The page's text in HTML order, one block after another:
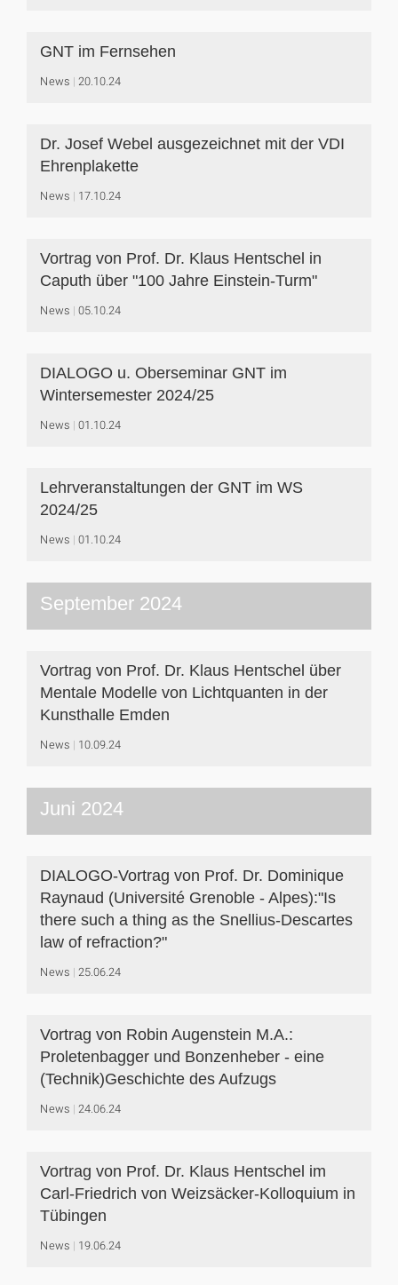
GNT im Fernsehen
News 20.10.24
Dr. Josef Webel ausgezeichnet mit der VDI
Ehrenplakette
News 17.10.24
Vortrag von Prof. Dr. Klaus Hentschel in
Caputh über "100 Jahre Einstein-Turm"
News 05.10.24
DIALOGO u. Oberseminar GNT im
Wintersemester 2024/25
News 01.10.24
Lehrveranstaltungen der GNT im WS
2024/25
News 01.10.24
September 2024
Vortrag von Prof. Dr. Klaus Hentschel über
Mentale Modelle von Lichtquanten in der
Kunsthalle Emden
News 10.09.24
Juni 2024
DIALOGO-Vortrag von Prof. Dr. Dominique
Raynaud (Université Grenoble - Alpes):"Is
there such a thing as the Snellius-Descartes
law of refraction?"
News 25.06.24
Vortrag von Robin Augenstein M.A.:
Proletenbagger und Bonzenheber - eine
(Technik)Geschichte des Aufzugs
News 24.06.24
Vortrag von Prof. Dr. Klaus Hentschel im
Carl-Friedrich von Weizsäcker-Kolloquium in
Tübingen
News 19.06.24